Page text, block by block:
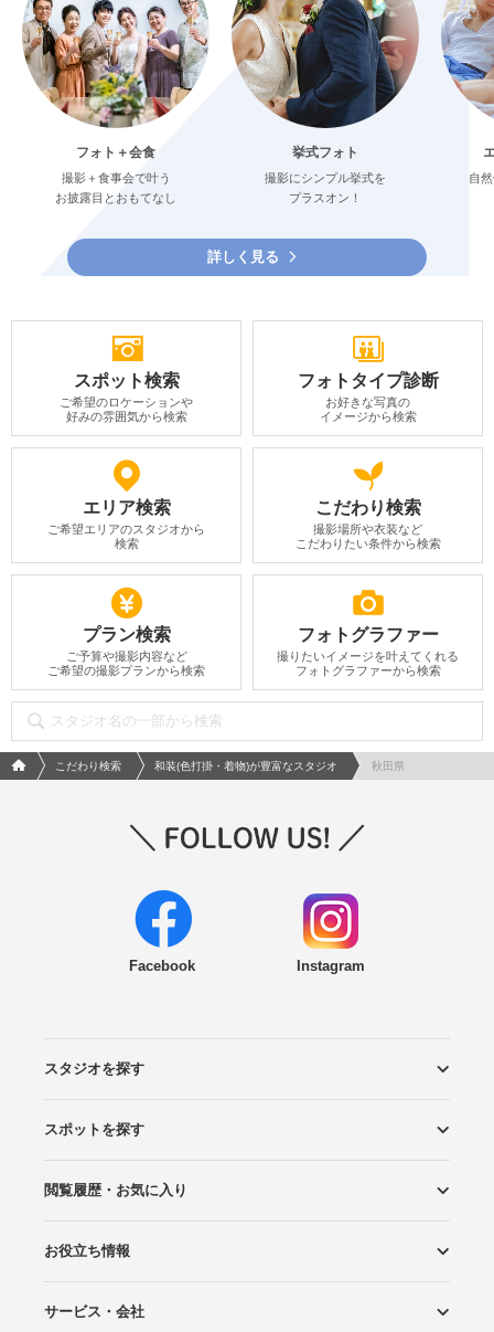
フォト＋会食
撮影＋食事会で叶う
お披露目とおもてなし
挙式フォト
撮影にシンプル挙式を
プラスオン！
自
詳しく見る
スポット検索
ご希望のロケーションや
好みの雰囲気から検索
フォトタイプ診断
お好きな写真の
イメージから検索
エリア検索
ご希望エリアのスタジオから
検索
こだわり検索
撮影場所や衣装など
こだわりたい条件から検索
プラン検索
ご予算や撮影内容など
ご希望の撮影プランから検索
フォトグラファー
撮りたいイメージを叶えてくれる
フォトグラファーから検索
フォトウエディング/結婚写真のPhotorait ホーム
こだわり検索 和装(色打掛・着物)が豊富なスタジオ 秋田県
Facebook Instagram
スタジオを探す
エリアから探す
こだわりから探す
NEW PHOTO STYLE
プランから探す
フォトタイプ診断
フォトグラファーから探す
国内リゾートから探す
スポットを探す
ロケーションから探す
スタジオから探す
閲覧履歴・お気に入り
閲覧スタジオ
お気に入り
お役立ち情報
Wedding Photo マガジン
はじめてガイド
サービス・会社